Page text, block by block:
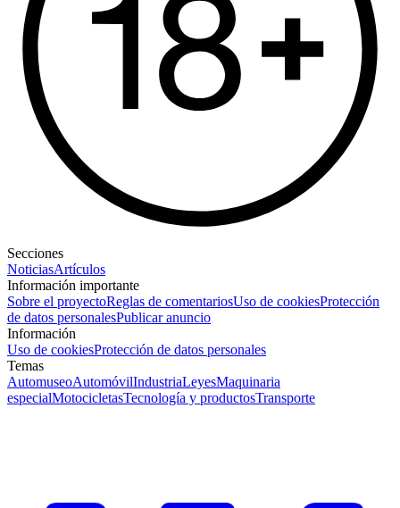
Secciones
NoticiasArtículos
Información importante
Sobre el proyectoReglas de comentariosUso de cookiesProtección
de datos personalesPublicar anuncio
Información
Uso de cookiesProtección de datos personales
Temas
AutomuseoAutomóvilIndustriaLeyesMaquinaria
especialMotocicletasTecnología y productosTransporte